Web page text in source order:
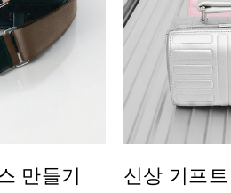
만들기 신상 기프